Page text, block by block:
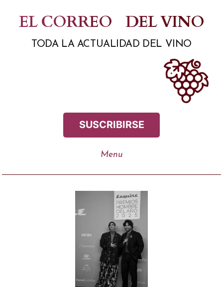
contenido
EL CORREO DEL VINO
TODA LA ACTUALIDAD DEL VINO
SUSCRIBIRSE